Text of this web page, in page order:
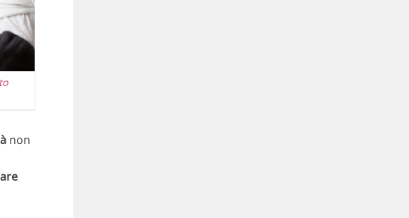
non